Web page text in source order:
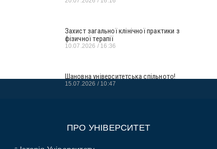
Захист загальної клінічної практики з
фізичної терапії
10.07.2026 16:36
Шановна університетська спільното!
15.07.2026 10:47
ПРО УНІВЕРСИТЕТ